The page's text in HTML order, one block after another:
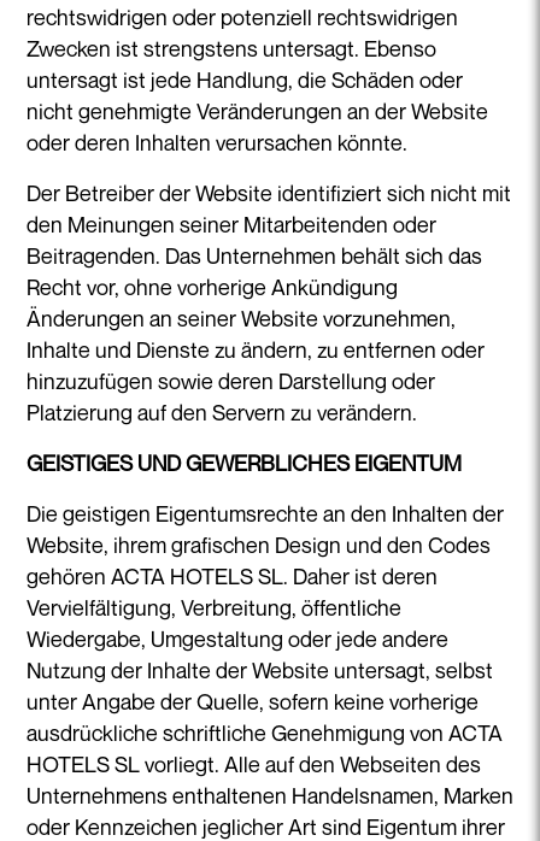
rechtswidrigen oder potenziell rechtswidrigen
Zwecken ist strengstens untersagt. Ebenso
untersagt ist jede Handlung, die Schäden oder
nicht genehmigte Veränderungen an der Website
oder deren Inhalten verursachen könnte.
Der Betreiber der Website identifiziert sich nicht mit
den Meinungen seiner Mitarbeitenden oder
Beitragenden. Das Unternehmen behält sich das
Recht vor, ohne vorherige Ankündigung
Änderungen an seiner Website vorzunehmen,
Inhalte und Dienste zu ändern, zu entfernen oder
hinzuzufügen sowie deren Darstellung oder
Platzierung auf den Servern zu verändern.
GEISTIGES UND GEWERBLICHES EIGENTUM
Die geistigen Eigentumsrechte an den Inhalten der
Website, ihrem grafischen Design und den Codes
gehören ACTA HOTELS SL. Daher ist deren
Vervielfältigung, Verbreitung, öffentliche
Wiedergabe, Umgestaltung oder jede andere
Nutzung der Inhalte der Website untersagt, selbst
unter Angabe der Quelle, sofern keine vorherige
ausdrückliche schriftliche Genehmigung von ACTA
HOTELS SL vorliegt. Alle auf den Webseiten des
Unternehmens enthaltenen Handelsnamen, Marken
oder Kennzeichen jeglicher Art sind Eigentum ihrer